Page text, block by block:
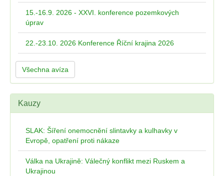
15.-16.9. 2026 - XXVI. konference pozemkových
úprav
22.-23.10. 2026 Konference Říční krajina 2026
Všechna avíza
Kauzy
SLAK: Šíření onemocnění slintavky a kulhavky v
Evropě, opatření proti nákaze
Válka na Ukrajině: Válečný konflikt mezi Ruskem a
Ukrajinou